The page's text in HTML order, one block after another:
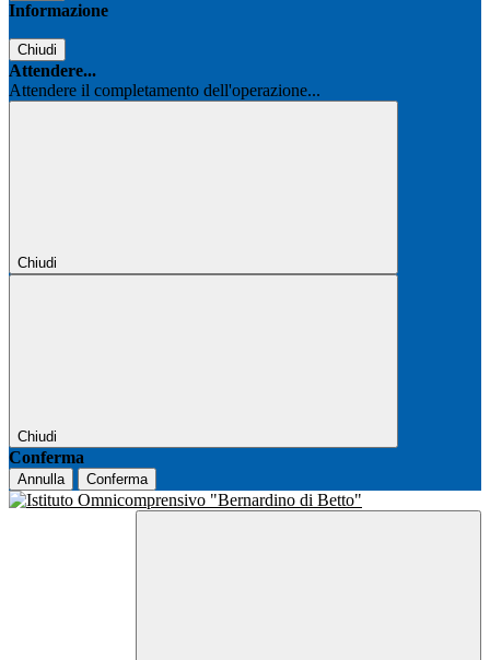
Informazione
Chiudi
Attendere...
Attendere il completamento dell'operazione...
Chiudi
Chiudi
Conferma
Annulla Conferma